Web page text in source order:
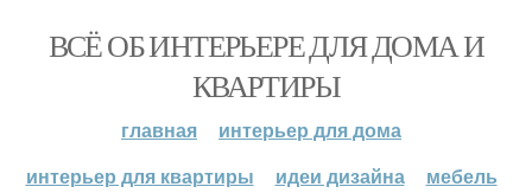
ВСЁ ОБ ИНТЕРЬЕРЕ ДЛЯ ДОМА И
КВАРТИРЫ
главная
интерьер для дома
интерьер для квартиры
идеи дизайна мебель